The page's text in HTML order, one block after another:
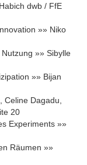
dwb / FfE
»» Niko
»» Sibylle
»» Bijan
Dagadu,
20
Experiments »»
Räumen »»